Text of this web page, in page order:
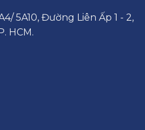
5A10, Đường Liên Ấp 1 - 2,
HCM.